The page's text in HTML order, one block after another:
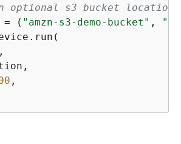
optional s3 bucket location
= ( "amzn-s3-demo-bucket" ,
,